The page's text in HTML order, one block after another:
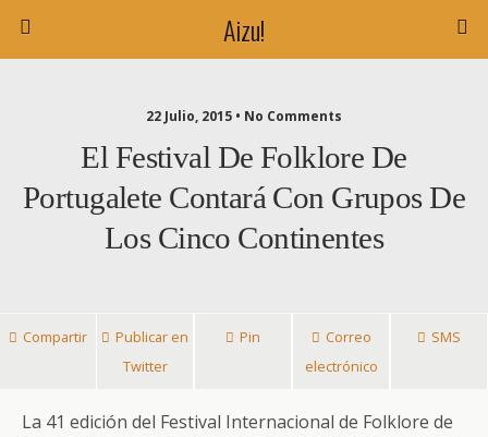
Aizu!
22 Julio, 2015 • No Comments
El Festival De Folklore De
Portugalete Contará Con Grupos De
Los Cinco Continentes
Compartir
Publicar en
Twitter
Pin
Correo
electrónico
SMS
La 41 edición del Festival Internacional de Folklore de